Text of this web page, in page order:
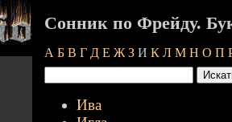
Сонник по Фрейду.
А Б В Г Д Е Ж З И К Л М Н О П
Ива